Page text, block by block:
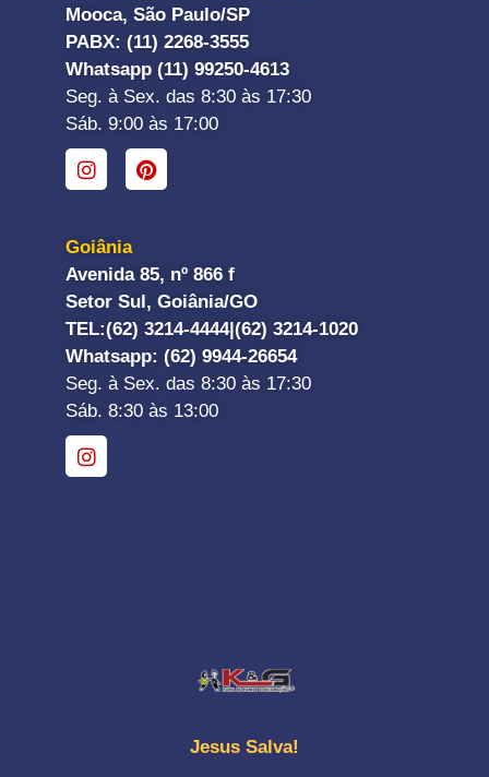
Mooca, São Paulo/SP
PABX: (11) 2268-3555
Whatsapp (11) 99250-4613
Seg. à Sex. das 8:30 às 17:30
Sáb. 9:00 às 17:00
Goiânia
Avenida 85, nº 866 f
Setor Sul, Goiânia/GO
TEL:(62) 3214-4444| (62) 3214-1020
Whatsapp: (62) 9944-26654
Seg. à Sex. das 8:30 às 17:30
Sáb. 8:30 às 13:00
Jesus Salva!